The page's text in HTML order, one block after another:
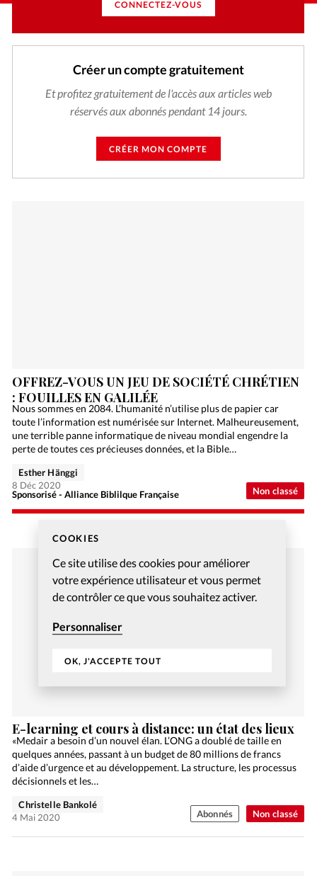
COOKIES
Ce site utilise des cookies pour améliorer
votre expérience utilisateur et vous permet
de contrôler ce que vous souhaitez activer.
Personnaliser
OK, J'ACCEPTE TOUT
CONNECTEZ-VOUS
Créer un compte gratuitement
Et profitez gratuitement de l'accès aux articles web
réservés aux abonnés pendant 14 jours.
CRÉER MON COMPTE
Non classé
OFFREZ-VOUS UN JEU DE SOCIÉTÉ CHRÉTIEN
: FOUILLES EN GALILÉE
Nous sommes en 2084. L’humanité n’utilise plus de papier car
toute l’information est numérisée sur Internet. Malheureusement,
une terrible panne informatique de niveau mondial engendre la
perte de toutes ces précieuses données, et la Bible…
Sponsorisé - Alliance Biblilque Française
Esther Hänggi
8 Déc 2020
Non classé
E-learning et cours à distance: un état des lieux
«Medair a besoin d’un nouvel élan. L’ONG a doublé de taille en
quelques années, passant à un budget de 80 millions de francs
d’aide d’urgence et au développement. La structure, les processus
décisionnels et les…
Christelle Bankolé
4 Mai 2020
Abonnés